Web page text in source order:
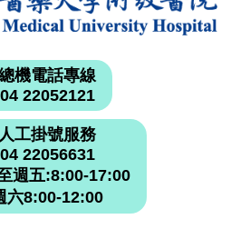
機電話專線
04 22052121
人工掛號服務
04 22056631
週五:8:00-17:00
六8:00-12:00